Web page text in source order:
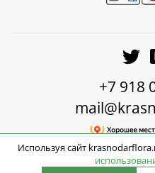
Используя сайт
+7 918